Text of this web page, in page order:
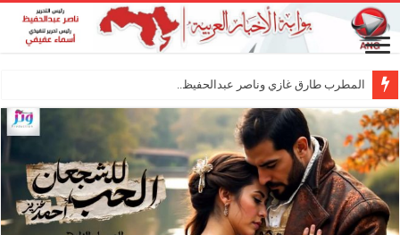
المطرب طارق غازي وناصر عبدالحفيظ.. شراكة فنية